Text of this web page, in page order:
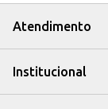
Atendimento
Institucional